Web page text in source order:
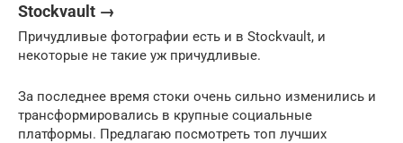
Stockvault →
Причудливые фотографии есть и в Stockvault, и
некоторые не такие уж причудливые.
За последнее время стоки очень сильно изменились и
трансформировались в крупные социальные
платформы. Предлагаю посмотреть топ лучших